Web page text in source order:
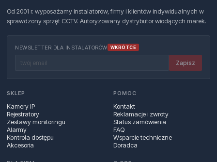
Od 2001 r. wyposażamy instalatorów, firmy i klientów indywidualnych w
sprawdzony sprzęt CCTV. Autoryzowany dystrybutor wiodących marek.
NEWSLETTER DLA INSTALATORÓW WKRÓTCE
Zapisz
SKLEP
Kamery IP
Rejestratory
Zestawy monitoringu
Alarmy
Kontrola dostępu
Akcesoria
POMOC
Kontakt
Reklamacje i zwroty
Status zamówienia
FAQ
Wsparcie techniczne
Doradca